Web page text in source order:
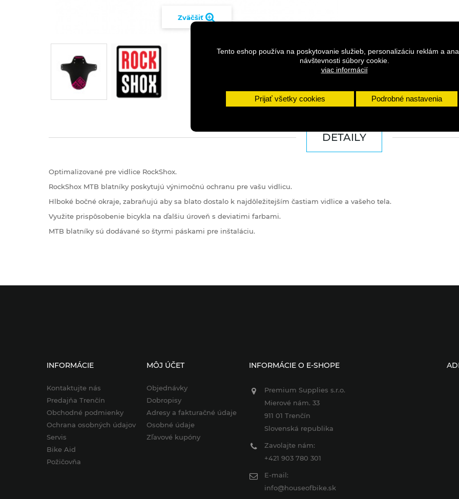
Tento eshop používa na poskytovanie služieb, personalizáciu reklám a
návštevnosti súbory cookie.
viac informácií
Prijať všetky cookies Podrobné nastavenia
Zväčšiť
DETAILY
Optimalizované pre vidlice RockShox.
RockShox MTB blatníky poskytujú výnimočnú ochranu pre vašu vidlicu.
Hlboké bočné okraje, zabraňujú aby sa blato dostalo k najdôležitejším častiam vidlice a vašeho tela.
Využite prispôsobenie bicykla na ďalšiu úroveň s deviatimi farbami.
MTB blatníky sú dodávané so štyrmi páskami pre inštaláciu.
INFORMÁCIE
Kontaktujte nás
Predajňa Trenčín
Obchodné podmienky
Ochrana osobných údajov
Servis
Bike Aid
Požičovňa
MÔJ ÚČET
Objednávky
Dobropisy
Adresy a fakturačné údaje
Osobné údaje
Zľavové kupóny
INFORMÁCIE O E-SHOPE
Premium Supplies s.r.o.
Mierové nám. 33
911 01 Trenčín
Slovenská republika
Zavolajte nám:
+421 903 780 301
E-mail:
info@houseofbike.sk